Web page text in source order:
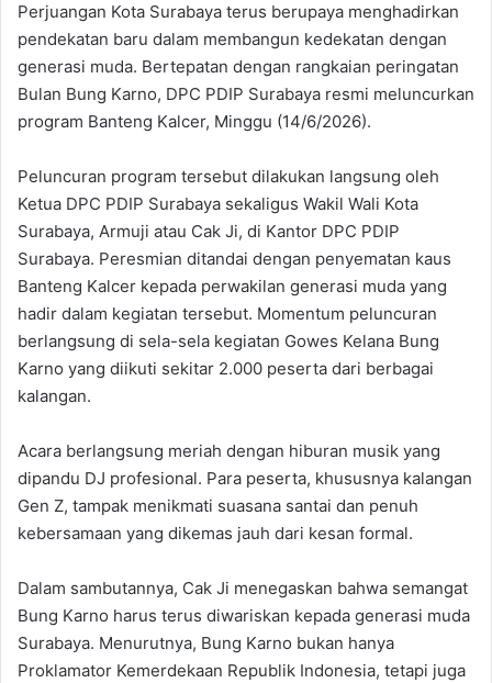
Perjuangan Kota Surabaya terus berupaya menghadirkan
pendekatan baru dalam membangun kedekatan dengan
generasi muda. Bertepatan dengan rangkaian peringatan
Bulan Bung Karno, DPC PDIP Surabaya resmi meluncurkan
program Banteng Kalcer, Minggu (14/6/2026).
Peluncuran program tersebut dilakukan langsung oleh
Ketua DPC PDIP Surabaya sekaligus Wakil Wali Kota
Surabaya, Armuji atau Cak Ji, di Kantor DPC PDIP
Surabaya. Peresmian ditandai dengan penyematan kaus
Banteng Kalcer kepada perwakilan generasi muda yang
hadir dalam kegiatan tersebut. Momentum peluncuran
berlangsung di sela-sela kegiatan Gowes Kelana Bung
Karno yang diikuti sekitar 2.000 peserta dari berbagai
kalangan.
Acara berlangsung meriah dengan hiburan musik yang
dipandu DJ profesional. Para peserta, khususnya kalangan
Gen Z, tampak menikmati suasana santai dan penuh
kebersamaan yang dikemas jauh dari kesan formal.
Dalam sambutannya, Cak Ji menegaskan bahwa semangat
Bung Karno harus terus diwariskan kepada generasi muda
Surabaya. Menurutnya, Bung Karno bukan hanya
Proklamator Kemerdekaan Republik Indonesia, tetapi juga